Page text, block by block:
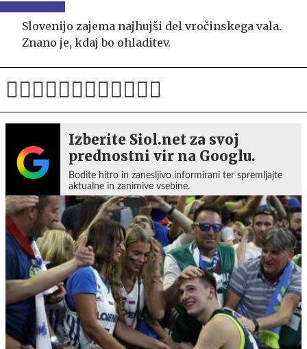
Slovenijo zajema najhujši del vročinskega vala.
Znano je, kdaj bo ohladitev.
Izberite Siol.net za svoj
prednostni vir na Googlu.
Bodite hitro in zanesljivo informirani ter spremljajte
aktualne in zanimive vsebine.